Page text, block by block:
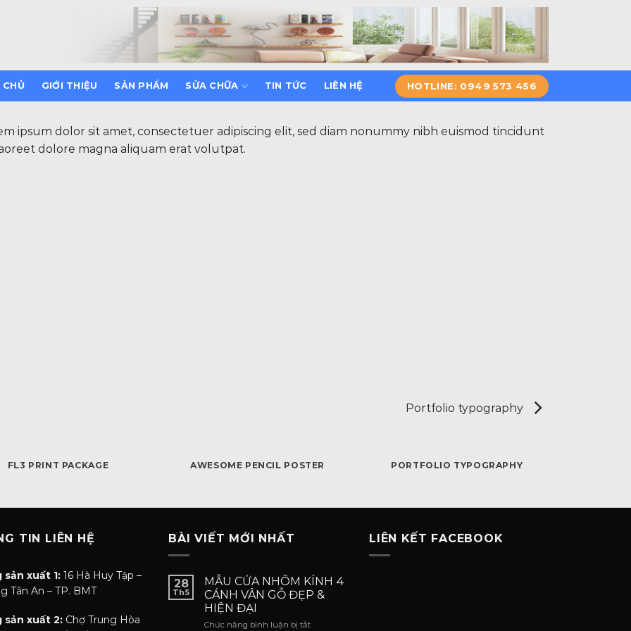
GIỚI THIỆU SẢN PHẨM SỬA CHỮA TIN TỨC LIÊN HỆ HOTLINE: 0949 573 456
ipsum dolor sit amet, consectetuer adipiscing elit, sed diam nonummy nibh euismod tincidunt
dolore magna aliquam erat volutpat.
Portfolio typography
FL3 PRINT PACKAGE AWESOME PENCIL POSTER PORTFOLIO TYPOGRAPHY
TIN LIÊN HỆ
sản xuất 1: 16 Hà Huy Tập –
Tân An – TP. BMT
sản xuất 2: Chợ Trung Hòa
BÀI VIẾT MỚI NHẤT
28
Th5
MẪU CỬA NHÔM KÍNH 4
CÁNH VÂN GỖ ĐẸP &
HIỆN ĐẠI
Chức năng bình luận bị tắtở
LIÊN KẾT FACEBOOK